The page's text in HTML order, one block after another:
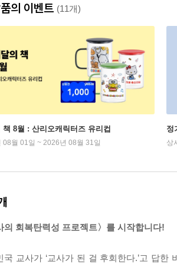
의 이벤트 (11개)
책 8월 : 산리오캐릭터즈 유리컵
08월 01일 ~ 2026년 08월 31일
정
상
의 회복탄력성 프로젝트〉를 시작합니다!
국 교사가 ‘교사가 된 걸 후회한다.’고 답